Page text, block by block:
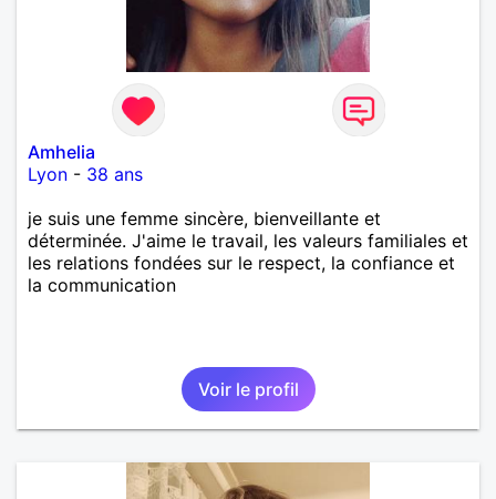
Amhelia
Lyon - 38 ans
je suis une femme sincère, bienveillante et
déterminée. J'aime le travail, les valeurs familiales et
les relations fondées sur le respect, la confiance et
la communication
Voir le profil